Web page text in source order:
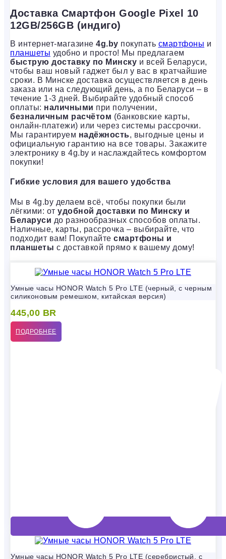
Доставка Смартфон Google Pixel 10
12GB/256GB (индиго)
В интернет-магазине 4g.by покупать смартфоны и
планшеты удобно и просто! Мы предлагаем
быструю доставку по Минску и всей Беларуси,
чтобы ваш новый гаджет был у вас в кратчайшие
сроки. В Минске доставка осуществляется в день
заказа или на следующий день, а по Беларуси – в
течение 1-3 дней. Выбирайте удобный способ
оплаты: наличными при получении,
безналичным расчётом (банковские карты,
онлайн-платежи) или через системы рассрочки.
Мы гарантируем надёжность, выгодные цены и
официальную гарантию на все товары. Закажите
электронику в 4g.by и наслаждайтесь комфортом
покупки!
Гибкие условия для вашего удобства
Мы в 4g.by делаем всё, чтобы покупки были
лёгкими: от удобной доставки по Минску и
Беларуси до разнообразных способов оплаты.
Наличные, карты, рассрочка – выбирайте, что
подходит вам! Покупайте смартфоны и
планшеты с доставкой прямо к вашему дому!
Умные часы HONOR Watch 5 Pro LTE (черный, с черным
силиконовым ремешком, китайская версия)
445,00 BR
ПОДРОБНЕЕ
Умные часы HONOR Watch 5 Pro LTE (серебристый, с